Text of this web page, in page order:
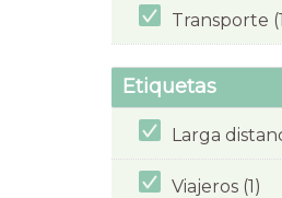
Transporte
Etiquetas
Larga
Viajeros (1)